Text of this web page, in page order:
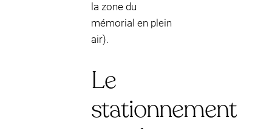
la zone du
mémorial en plein
air).
Le
stationnement